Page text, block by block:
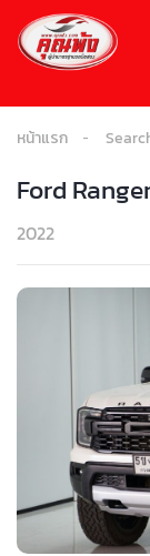
หน้าแรก
Ford
2022